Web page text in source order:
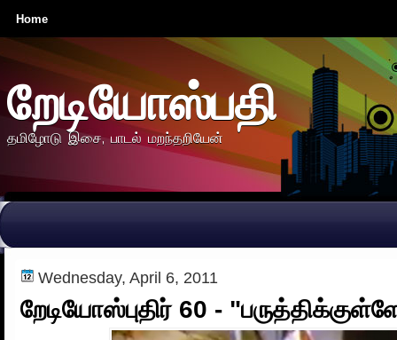
Home
றேடியோஸ்பதி
தமிழோடு இசை, பாடல் மறந்தறியேன்
Wednesday, April 6, 2011
றேடியோஸ்புதிர் 60 -